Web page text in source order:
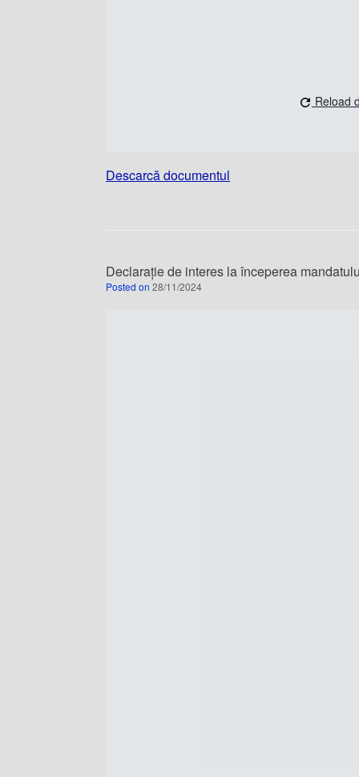
Reload
Descarcă documentul
Declarație de interes la începerea
Posted on 28/11/2024